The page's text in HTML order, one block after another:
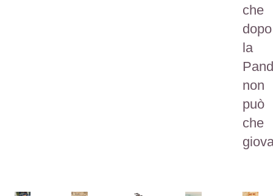
che
dopo
la
non
può
che